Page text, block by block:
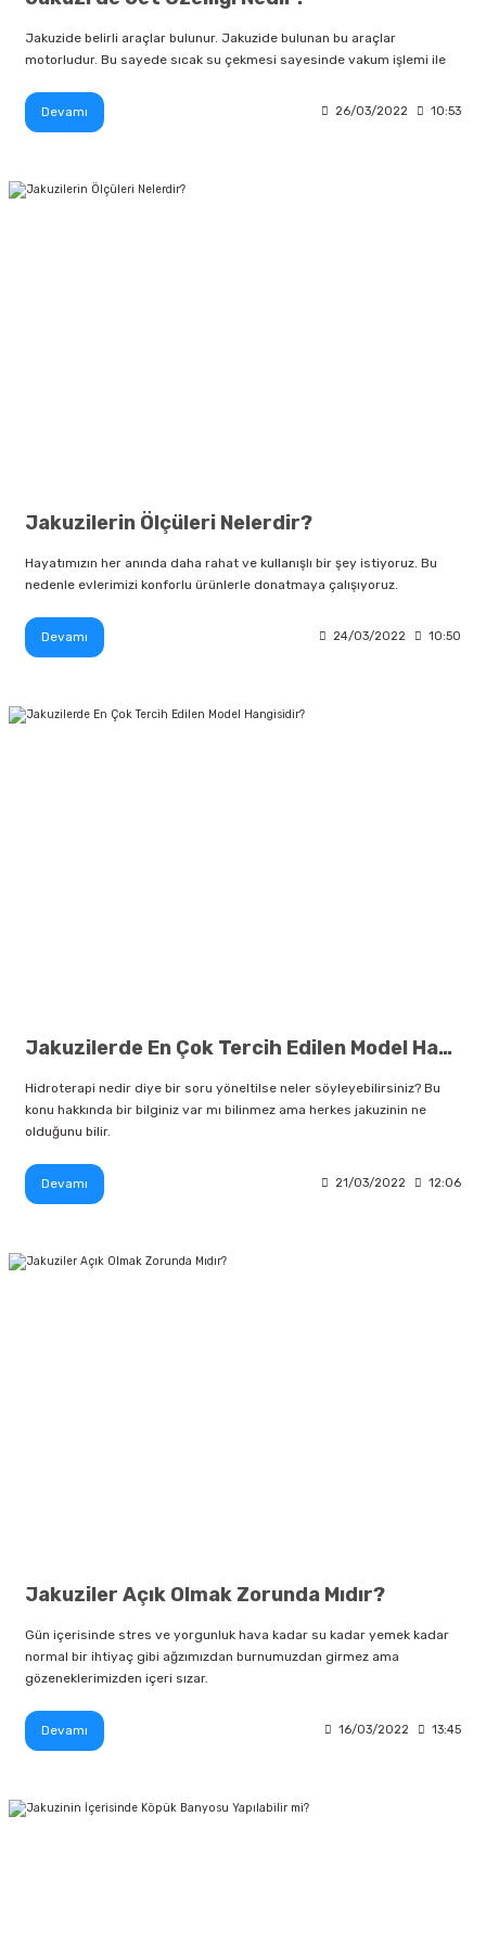
Jakuzide belirli araçlar bulunur. Jakuzide bulunan bu araçlar
motorludur. Bu sayede sıcak su çekmesi sayesinde vakum işlemi ile
Devamı 26/03/2022 10:53
Jakuzilerin Ölçüleri Nelerdir?
Hayatımızın her anında daha rahat ve kullanışlı bir şey istiyoruz. Bu
nedenle evlerimizi konforlu ürünlerle donatmaya çalışıyoruz.
Devamı 24/03/2022 10:50
Jakuzilerde En Çok Tercih Edilen Model Hangisidir?
Hidroterapi nedir diye bir soru yöneltilse neler söyleyebilirsiniz? Bu
konu hakkında bir bilginiz var mı bilinmez ama herkes jakuzinin ne
olduğunu bilir.
Devamı 21/03/2022 12:06
Jakuziler Açık Olmak Zorunda Mıdır?
Gün içerisinde stres ve yorgunluk hava kadar su kadar yemek kadar
normal bir ihtiyaç gibi ağzımızdan burnumuzdan girmez ama
gözeneklerimizden içeri sızar.
Devamı 16/03/2022 13:45